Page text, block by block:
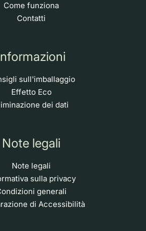
Come funziona
Contatti
sull'imballaggio
Effetto Eco
dei dati
Note legali
Note legali
sulla privacy
generali
di Accessibilità